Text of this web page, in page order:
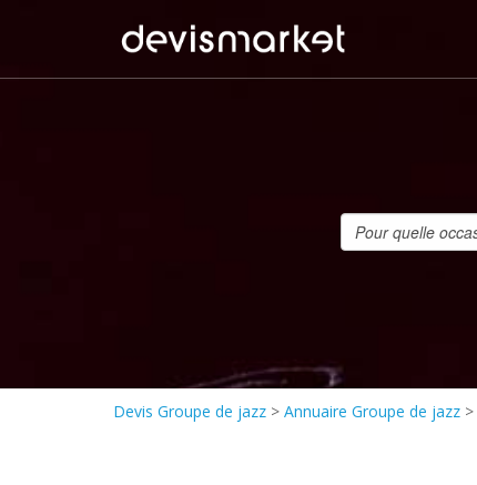
Devis Groupe de jazz > Annuaire Groupe de jazz >